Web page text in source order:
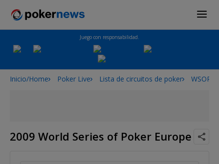
Juego con responsabilidad.
Inicio/Home Poker Live Lista de circuitos de poker WSOPE
2009 World Series of Poker Europe